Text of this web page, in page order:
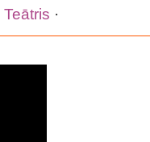
Teātris ·